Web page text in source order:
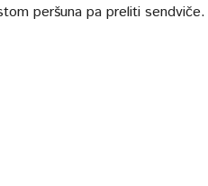
peršuna pa preliti sendviče.